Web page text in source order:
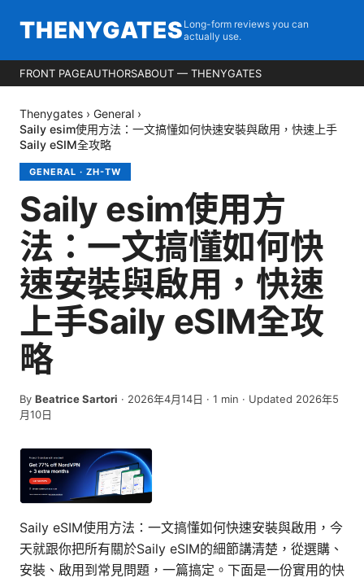
THENYGATES Long-form reviews you can
actually use.
FRONT PAGEAUTHORSABOUT — THENYGATES
Thenygates › General ›
Saily esim使用方法：一文搞懂如何快速安裝與啟用，快速上手
Saily eSIM全攻略
GENERAL · ZH-TW
Saily esim使用方
法：一文搞懂如何快
速安裝與啟用，快速
上手Saily eSIM全攻
略
By Beatrice Sartori · 2026年4月14日 · 1 min · Updated 2026年5
月10日
Saily eSIM使用方法：一文搞懂如何快速安裝與啟用，今
天就跟你把所有關於Saily eSIM的細節講清楚，從選購、
安裝、啟用到常見問題，一篇搞定。下面是一份實用的快